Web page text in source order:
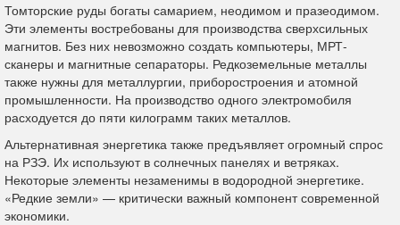
Томторские руды богаты самарием, неодимом и празеодимом.
Эти элементы востребованы для производства сверхсильных
магнитов. Без них невозможно создать компьютеры, МРТ-
сканеры и магнитные сепараторы. Редкоземельные металлы
также нужны для металлургии, приборостроения и атомной
промышленности. На производство одного электромобиля
расходуется до пяти килограмм таких металлов.
Альтернативная энергетика также предъявляет огромный спрос
на РЗЭ. Их используют в солнечных панелях и ветряках.
Некоторые элементы незаменимы в водородной энергетике.
«Редкие земли» — критически важный компонент современной
экономики.